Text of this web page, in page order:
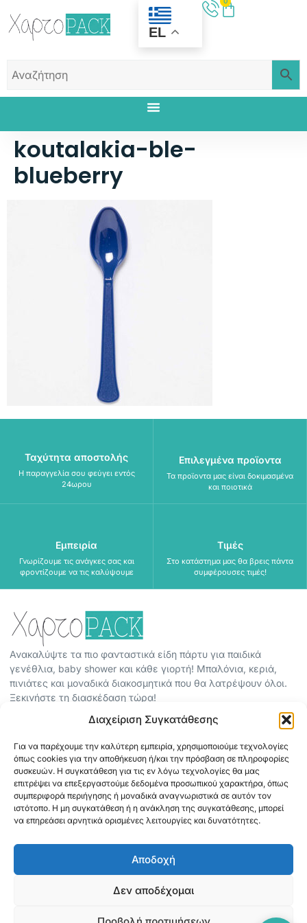
Διαχείριση Συγκατάθεσης
Για να παρέχουμε την καλύτερη εμπειρία, χρησιμοποιούμε τεχνολογίες
όπως cookies για την αποθήκευση ή/και την πρόσβαση σε πληροφορίες
συσκευών. Η συγκατάθεση για τις εν λόγω τεχνολογίες θα μας
επιτρέψει να επεξεργαστούμε δεδομένα προσωπικού χαρακτήρα, όπως
συμπεριφορά περιήγησης ή μοναδικά αναγνωριστικά σε αυτόν τον
ιστότοπο. Η μη συγκατάθεση ή η ανάκληση της συγκατάθεσης, μπορεί
να επηρεάσει αρνητικά ορισμένες λειτουργίες και δυνατότητες.
Αποδοχή
Δεν αποδέχομαι
EL
koutalakia-ble-
blueberry
Ταχύτητα αποστολής
Η παραγγελία σου φεύγει εντός
24ωρου
Επιλεγμένα προϊοντα
Τα προϊοντα μας είναι δοκιμασμένα
και ποιοτικά
Εμπειρία
Γνωρίζουμε τις ανάγκες σας και
φροντίζουμε να τις καλύψουμε
Τιμές
Στο κατάστημα μας θα βρεις πάντα
συμφέρουσες τιμές!
Ανακαλύψτε τα πιο φανταστικά είδη πάρτυ για παιδικά
γενέθλια, baby shower και κάθε γιορτή! Μπαλόνια, κεριά,
πινιάτες και μοναδικά διακοσμητικά που θα λατρέψουν όλοι.
Ξεκινήστε τη διασκέδαση τώρα!
ΟΡΟΙ ΧΡΗΣΗΣ
ΠΟΛΙΤΙΚΗ ΑΠΟΡΡΗΤΟΥ
ABOUT
ΕΠΙΚΟΙΝΩΝΙΑ